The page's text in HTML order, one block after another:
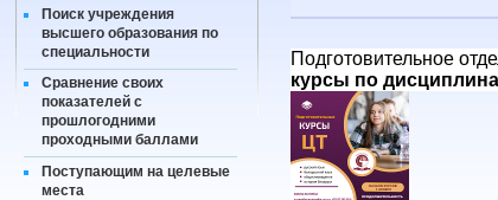
Поиск учреждения
высшего образования по
специальности
Сравнение своих
показателей с
прошлогодними
проходными баллами
Поступающим на целевые
места
Подготовительное
курсы по